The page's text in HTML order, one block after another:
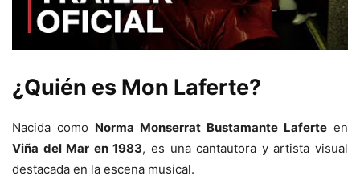
¿Quién es Mon Laferte?
Nacida como Norma Monserrat Bustamante Laferte en
Viña del Mar en 1983, es una cantautora y artista visual
destacada en la escena musical.